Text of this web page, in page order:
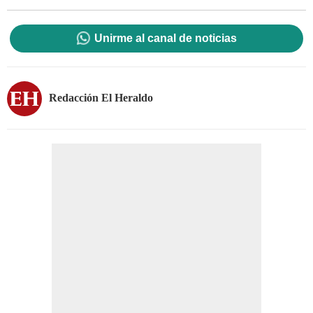
Unirme al canal de noticias
Redacción El Heraldo